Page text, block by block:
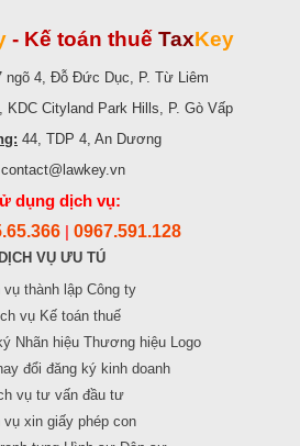
- Kế toán thuế TaxKey
ngõ 4, Đỗ Đức Dục, P. Từ Liêm
KDC Cityland Park Hills, P. Gò Vấp
44, TDP 4, An Dương
dụng dịch vụ:
0967.591.128
DỊCH VỤ ƯU TÚ
vụ thành lập Công ty
vụ Kế toán thuế
Nhãn hiệu Thương hiệu Logo
đổi đăng ký kinh doanh
vụ tư vấn đầu tư
vụ xin giấy phép con